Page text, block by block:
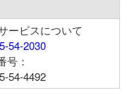
ービスについて
54-2030
号：
54-4492